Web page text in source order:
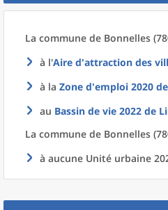
La commune de Bonnelles
à l'Aire d'attraction des
à la Zone d'emploi 2020 de
au Bassin de vie 2022 de
La commune de Bonnelles
à aucune Unité urbaine